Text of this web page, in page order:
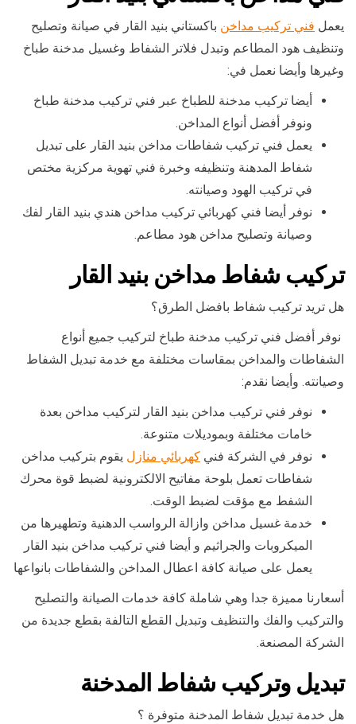
يعمل فني تركيب مداخن باكستاني بنيد القار في صيانة وتصليح
وتنظيف هود المطاعم وتبدل فلاتر الشفاط وغسيل مدخنة طباخ
وغيرها وأيضا نعمل في:
أيضا تركيب مدخنة للطباخ عبر فني تركيب مدخنة طباخ
ونوفر أفضل أنواع المداخن.
يعمل فني تركيب شفاطات مداخن بنيد القار على تبديل
شفاط المدهنة وتنظيفه وخبرة فني تهوية مركزية مختص
في تركيب الهود وصيانته.
نوفر أيضا فني كهربائي تركيب مداخن هندي بنيد القار لفك
وصيانة وتصليح مداخن هود مطاعم.
تركيب شفاط مداخن بنيد القار
هل تريد تركيب شفاط بافضل الطرق؟
نوفر أفضل فني تركيب مدخنة طباخ لتركيب جميع أنواع
الشفاطات والمداخن بمقاسات مختلفة مع خدمة تبديل الشفاط
وصيانته. وأيضا نقدم:
نوفر فني تركيب مداخن بنيد القار لتركيب مداخن بعدة
خامات مختلفة وبموديلات متنوعة.
نوفر في الشركة فني كهربائي منازل يقوم بتركيب مداخن
شفاطات تعمل بلوحة مفاتيح الالكترونية لضبط قوة محرك
الشفط مع مؤقت لضبط الوقت.
خدمة غسيل مداخن وازالة الرواسب الدهنية وتطهيرها من
الميكروبات والجراثيم و أيضا فني تركيب مداخن بنيد القار
يعمل على صيانة كافة اعطال المداخن والشفاطات بانواعها
أسعارنا مميزة جدا وهي شاملة كافة خدمات الصيانة والتصليح
والتركيب والفك والتنظيف وتبديل القطع التالفة بقطع جديدة من
الشركة المصنعة.
تبديل وتركيب شفاط المدخنة
هل خدمة تبديل شفاط المدخنة متوفرة ؟